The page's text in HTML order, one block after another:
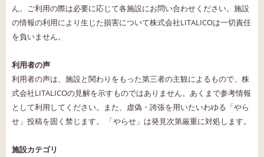
ん。ご利用の際は必要に応じて各施設にお問い合わせください。施設
の情報の利用により生じた損害について株式会社LITALICOは一切責任
を負いません。
利用者の声
利用者の声は、施設と関わりをもった第三者の主観によるもので、株
式会社LITALICOの見解を示すものではありません。あくまで参考情報
として利用してください。また、虚偽・誇張を用いたいわゆる「やら
せ」投稿を固く禁じます。 「やらせ」は発見次第厳重に対処します。
施設カテゴリ